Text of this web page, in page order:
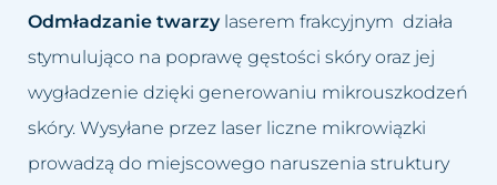
Odmładzanie twarzylaserem frakcyjnym działa
stymulująco na poprawę gęstości skóry oraz jej
wygładzenie dzięki generowaniu mikrouszkodzeń
skóry. Wysyłane przez laser liczne mikrowiązki
prowadzą do miejscowego naruszenia struktury